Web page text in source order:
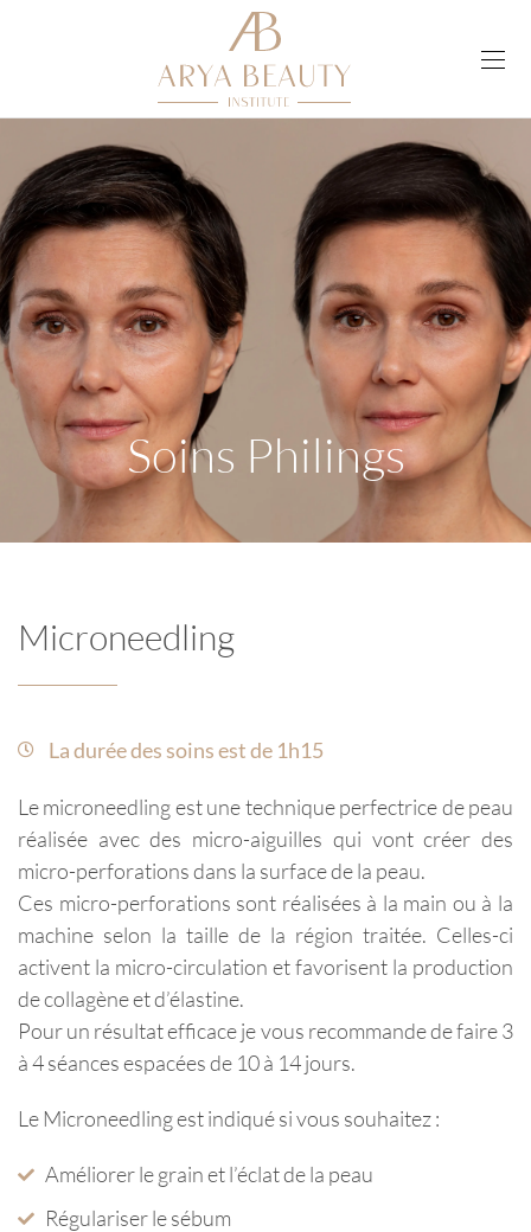
Soins Philings
Microneedling
La durée des soins est de 1h15
Le microneedling est une technique perfectrice de peau
réalisée avec des micro-aiguilles qui vont créer des
micro-perforations dans la surface de la peau.
Ces micro-perforations sont réalisées à la main ou à la
machine selon la taille de la région traitée. Celles-ci
activent la micro-circulation et favorisent la production
de collagène et d’élastine.
Pour un résultat efficace je vous recommande de faire 3
à 4 séances espacées de 10 à 14 jours.
Le Microneedling est indiqué si vous souhaitez :
Améliorer le grain et l’éclat de la peau
Régulariser le sébum